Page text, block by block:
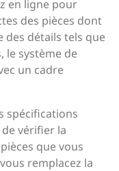
en ligne pour
des pièces dont
des détails tels que
le système de
un cadre
spécifications
vérifier la
que vous
remplacez la